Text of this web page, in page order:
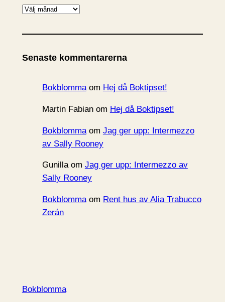
A
k
v
Senaste kommentarerna
Bokblommaom Hej då Boktipset!
Martin Fabianom Hej då Boktipset!
Bokblommaom Jag ger upp: Intermezzo
av Sally Rooney
Gunillaom Jag ger upp: Intermezzo av
Sally Rooney
Bokblommaom Rent hus av Alia Trabucco
Zerán
Bokblomma